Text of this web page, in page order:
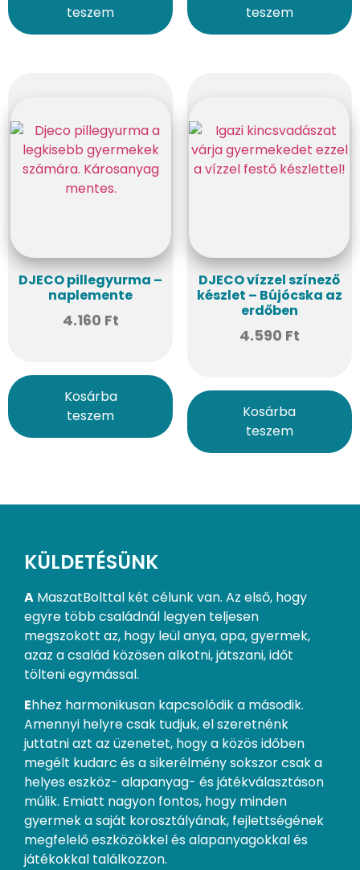
teszem
teszem
DJECO pillegyurma –
naplemente
4.160 Ft
Kosárba
teszem
DJECO vízzel színező
készlet – Bújócska az
erdőben
4.590 Ft
Kosárba
teszem
KÜLDETÉSÜNK
A MaszatBolttal két célunk van. Az első, hogy
egyre több családnál legyen teljesen
megszokott az, hogy leül anya, apa, gyermek,
azaz a család közösen alkotni, játszani, időt
tölteni egymással.
Ehhez harmonikusan kapcsolódik a második.
Amennyi helyre csak tudjuk, el szeretnénk
juttatni azt az üzenetet, hogy a közös időben
megélt kudarc és a sikerélmény sokszor csak a
helyes eszköz- alapanyag- és játékválasztáson
múlik. Emiatt nagyon fontos, hogy minden
gyermek a saját korosztályának, fejlettségének
megfelelő eszközökkel és alapanyagokkal és
játékokkal találkozzon.